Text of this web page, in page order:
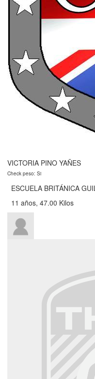
VICTORIA PINO YAÑES
Check peso: Si
ESCUELA BRITÁNICA
11 años, 47.00 Kilos